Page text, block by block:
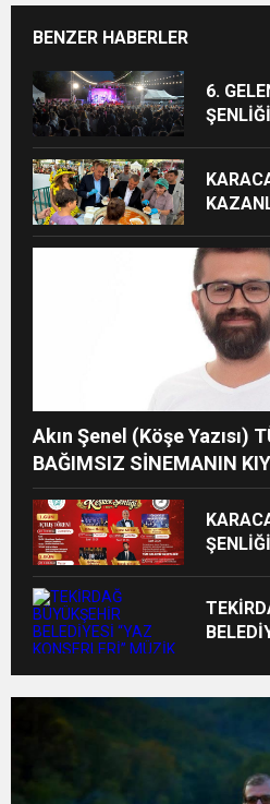
BENZER HABERLER
6.
Akın Şenel (Köşe Yazısı)
BAĞIMSIZ SİNEMANIN